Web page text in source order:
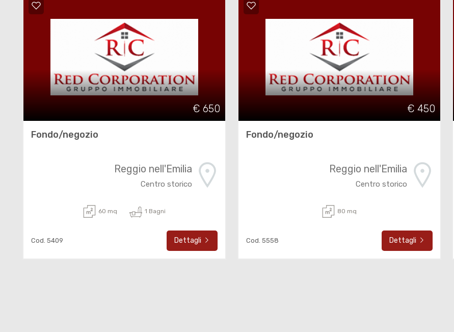
€ 650
Fondo/negozio
Reggio nell'Emilia
Centro storico
60 mq 1 Bagni
Cod. 5409 Dettagli
€ 450
Fondo/negozio
Reggio nell'Emilia
Centro storico
80 mq
Cod. 5558 Dettagli